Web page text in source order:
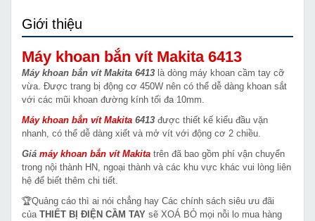
Giới thiệu
Máy khoan bắn vít Makita 6413
Máy khoan bắn vít Makita 6413 là dòng máy khoan cầm tay cỡ
vừa. Được trang bị động cơ 450W nên có thể dễ dàng khoan sắt
với các mũi khoan đường kính tối đa 10mm.
Máy khoan bắn vít Makita 6413 được thiết kế kiểu đầu vặn
nhanh, có thể dễ dàng xiết và mở vít với động cơ 2 chiều.
Giá máy khoan bắn vít Makita trên đã bao gồm phí vận chuyển
trong nội thành HN, ngoại thành và các khu vực khác vui lòng liên
hệ để biết thêm chi tiết.
🏆Quảng cáo thì ai nói chẳng hay Các chính sách siêu ưu đãi
của THIẾT BỊ ĐIỆN CẦM TAY sẽ XOÁ BỎ mọi nỗi lo mua hàng